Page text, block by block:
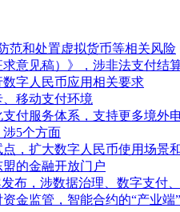
范和处置虚拟货币等相关风险
意见稿）》，涉非法支付结
字人民币应用相关要求
移动支付环境
付服务体系，支持更多境外
5个方面
，扩大数字人民币使用场景
的金融开放门户
布，涉数据治理、数字支付
金监管，智能合约的“产业端